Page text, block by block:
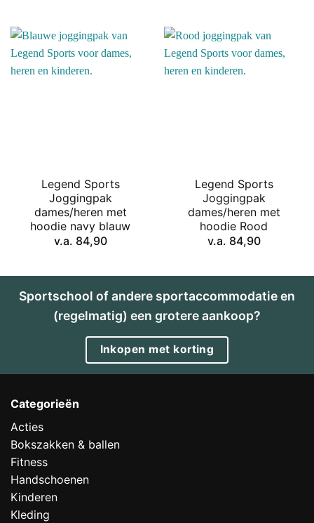
Legend Sports
Joggingpak
dames/heren met
hoodie navy blauw
v.a. 84,90
Legend Sports
Joggingpak
dames/heren met
hoodie Rood
v.a. 84,90
Sportschool of andere sportaccommodatie en
(regelmatig) een grotere aankoop?
Inkopen met korting
Categorieën
Acties
Bokszakken & ballen
Fitness
Handschoenen
Kinderen
Kleding